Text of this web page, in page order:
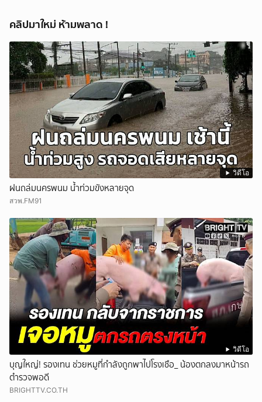
คลิปมาใหม่ ห้ามพลาด !
วิดีโอ
ฝนถล่มนครพนม น้ำท่วมขังหลายจุด
สวพ.FM91
วิดีโอ
บุญใหญ่! รองเทน ช่วยหมูที่กำลังถูกพาไปโรงเชือ_ น้องตกลงมาหน้ารถ
ตำรวจพอดี
BRIGHTTV.CO.TH